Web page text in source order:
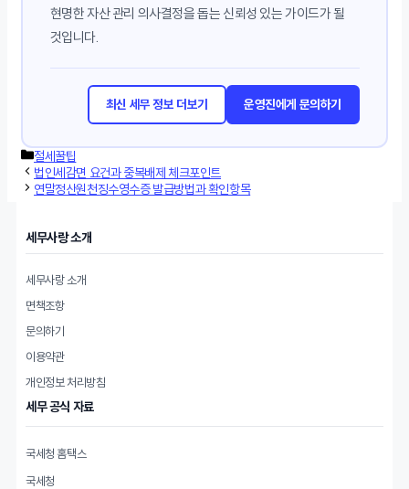
현명한 자산 관리 의사결정을 돕는 신뢰성 있는 가이드가 될
것입니다.
최신 세무 정보 더보기 운영진에게 문의하기
카
테
고
절세꿀팁
법인세감면 요건과 중복배제 체크포인트
연말정산원천징수영수증 발급방법과 확인항목
세무사랑 소개
세무사랑 소개
면책조항
문의하기
이용약관
개인정보 처리방침
세무 공식 자료
국세청 홈택스
국세청